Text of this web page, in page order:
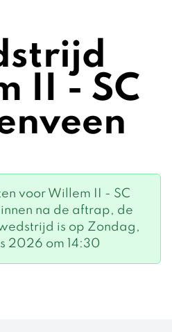
II - SC
voor Willem II - SC
na de aftrap, de
is op Zondag,
2026 om 14:30